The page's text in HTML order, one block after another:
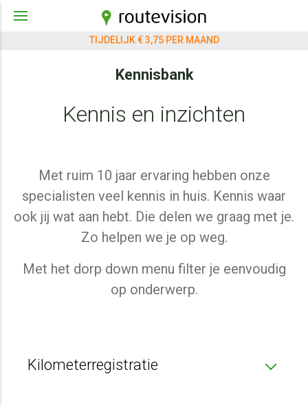
TIJDELIJK € 3,75 PER MAAND
Kennisbank
Kennis en inzichten
Met ruim 10 jaar ervaring hebben onze
specialisten veel kennis in huis. Kennis waar
ook jij wat aan hebt. Die delen we graag met je.
Zo helpen we je op weg.
Met het dorp down menu filter je eenvoudig
op onderwerp.
Kilometerregistratie